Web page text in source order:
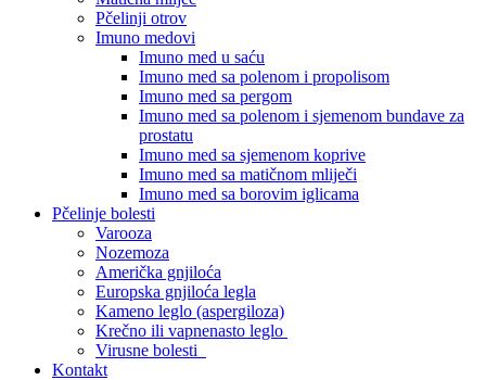
Pčelinji otrov
Imuno medovi
Imuno med u saću
Imuno med sa polenom i propolisom
Imuno med sa pergom
Imuno med sa polenom i sjemenom bundave za
prostatu
Imuno med sa sjemenom koprive
Imuno med sa matičnom mliječi
Imuno med sa borovim iglicama
Pčelinje bolesti
Varooza
Nozemoza
Američka gnjiloća
Europska gnjiloća legla
Kameno leglo (aspergiloza)
Krečno ili vapnenasto leglo
Virusne bolesti
Kontakt